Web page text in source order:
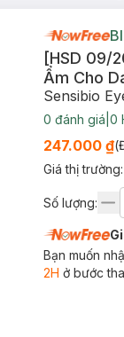
[HSD 09/
Ẩm Cho
Sensibio
0 đánh giá 0
247.000 ₫
Giá thị trường:
Số lượng:
Bạn muốn
2H ở bước